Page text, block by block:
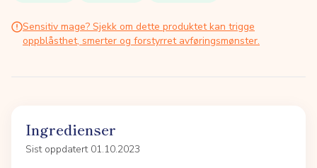
Sensitiv mage? Sjekk om dette produktet kan trigge
oppblåsthet, smerter og forstyrret avføringsmønster.
Ingredienser
Sist oppdatert 01.10.2023